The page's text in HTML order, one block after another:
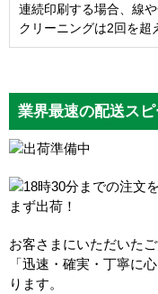
連続印刷する場合、線
クリーニングは2回を超
業界最速の配送ス
お客さまにいただいた
「迅速・確実・丁寧に
ります。